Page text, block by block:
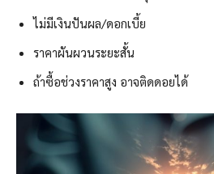
ไม่มีเงินปันผล/ดอกเบี้ย
ราคาผันผวนระยะสั้น
ถ้าซื้อช่วงราคาสูง อาจติดดอยได้